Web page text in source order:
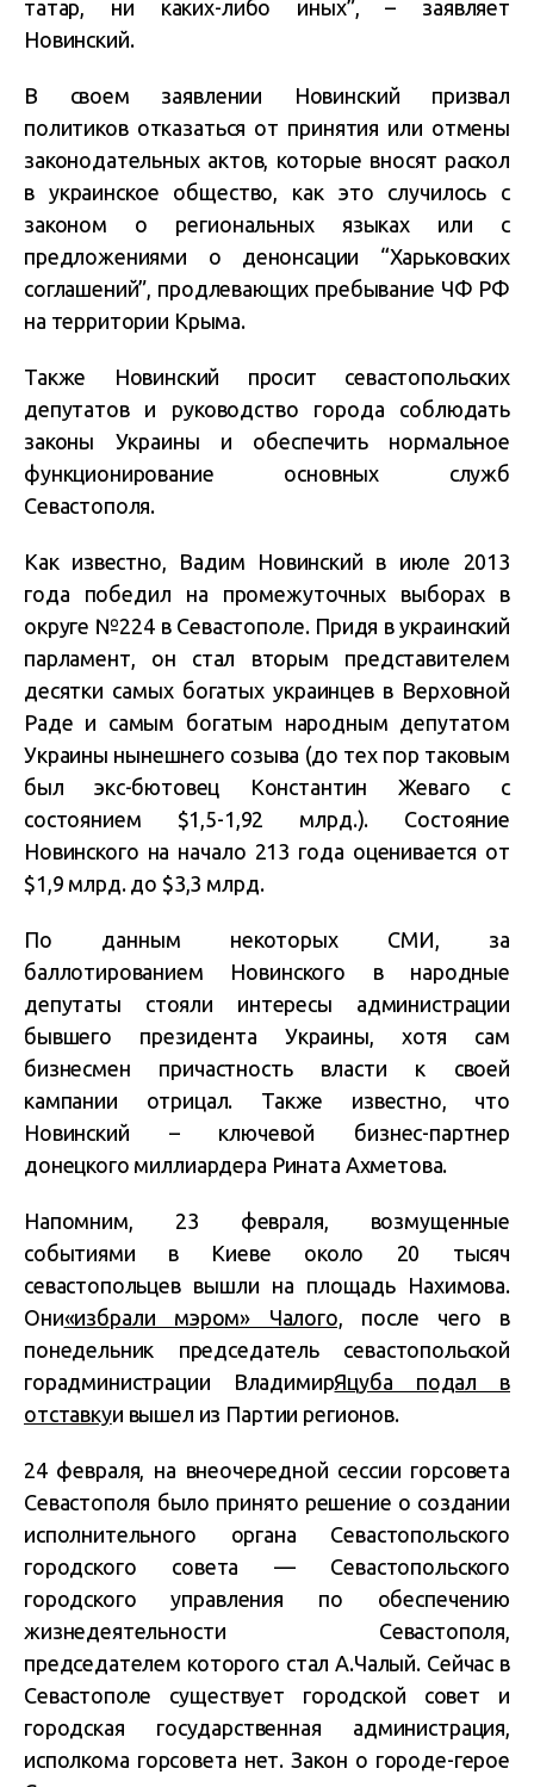
татар, ни каких-либо иных”, – заявляет
Новинский.
В своем заявлении Новинский призвал
политиков отказаться от принятия или отмены
законодательных актов, которые вносят раскол
в украинское общество, как это случилось с
законом о региональных языках или с
предложениями о денонсации “Харьковских
соглашений”, продлевающих пребывание ЧФ РФ
на территории Крыма.
Также Новинский просит севастопольских
депутатов и руководство города соблюдать
законы Украины и обеспечить нормальное
функционирование основных служб
Севастополя.
Как известно, Вадим Новинский в июле 2013
года победил на промежуточных выборах в
округе №224 в Севастополе. Придя в украинский
парламент, он стал вторым представителем
десятки самых богатых украинцев в Верховной
Раде и самым богатым народным депутатом
Украины нынешнего созыва (до тех пор таковым
был экс-бютовец Константин Жеваго с
состоянием $1,5-1,92 млрд.). Состояние
Новинского на начало 213 года оценивается от
$1,9 млрд. до $3,3 млрд.
По данным некоторых СМИ, за
баллотированием Новинского в народные
депутаты стояли интересы администрации
бывшего президента Украины, хотя сам
бизнесмен причастность власти к своей
кампании отрицал. Также известно, что
Новинский – ключевой бизнес-партнер
донецкого миллиардера Рината Ахметова.
Напомним, 23 февраля, возмущенные
событиями в Киеве около 20 тысяч
севастопольцев вышли на площадь Нахимова.
Они«избрали мэром» Чалого, после чего в
понедельник председатель севастопольской
горадминистрации ВладимирЯцуба подал в
отставкуи вышел из Партии регионов.
24 февраля, на внеочередной сессии горсовета
Севастополя было принято решение о создании
исполнительного органа Севастопольского
городского совета — Севастопольского
городского управления по обеспечению
жизнедеятельности Севастополя,
председателем которого стал А.Чалый. Сейчас в
Севастополе существует городской совет и
городская государственная администрация,
исполкома горсовета нет. Закон о городе-герое